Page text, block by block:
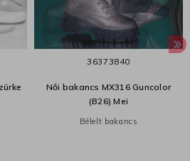
36373840
Női bakancs MX316 Guncolor
(B26) Mei
Bélelt bakancs